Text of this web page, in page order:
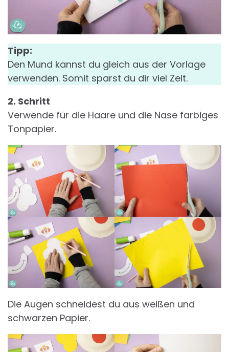
Tipp:
Den Mund kannst du gleich aus der Vorlage
verwenden. Somit sparst du dir viel Zeit.
2. Schritt
Verwende für die Haare und die Nase farbiges
Tonpapier.
Die Augen schneidest du aus weißen und
schwarzen Papier.